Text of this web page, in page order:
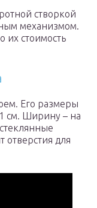
створкой
механизмом.
их стоимость
Его размеры
см. Ширину – на
отверстия для